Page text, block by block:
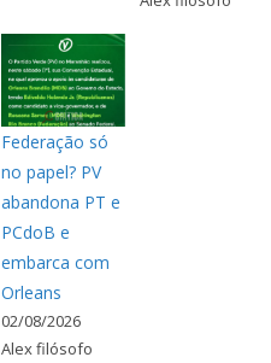
Federação só
no papel? PV
abandona PT e
PCdoB e
embarca com
Orleans
02/08/2026
Alex filósofo